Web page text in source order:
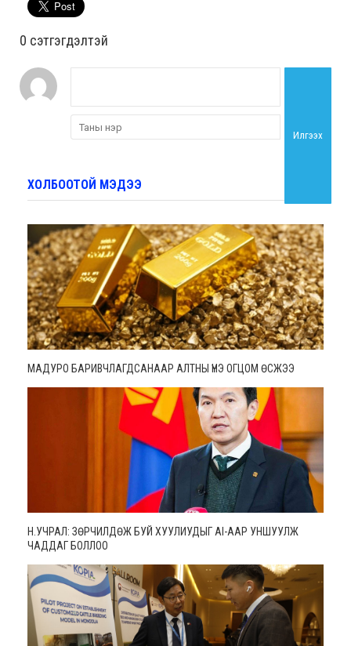
0 cэтгэгдэлтэй
Илгээх
ХОЛБООТОЙ МЭДЭЭ
МАДУРО БАРИВЧЛАГДСАНААР АЛТНЫ ҮНЭ ОГЦОМ ӨСЖЭЭ
Н.УЧРАЛ: ЗӨРЧИЛДӨЖ БУЙ ХУУЛИУДЫГ AI-ААР УНШУУЛЖ
ЧАДДАГ БОЛЛОО